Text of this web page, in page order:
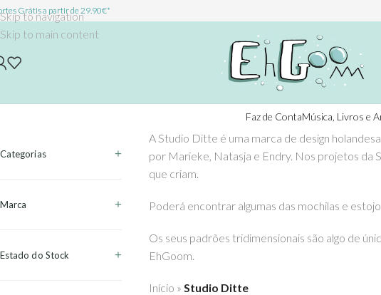
Skip to navigation
Skip to main content
Grátis a partir de 29.90€*
Faz de ContaMúsica, Livros e
Categorias
Marca
Estado do Stock
A Studio Ditte é uma marca de design
por Marieke, Natasja e Endry. Nos projetos da
que criam.
Poderá encontrar algumas das mochilas e
Os seus padrões tridimensionais são algo de
EhGoom.
Início » Studio Ditte